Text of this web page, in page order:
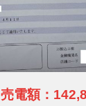
電額：